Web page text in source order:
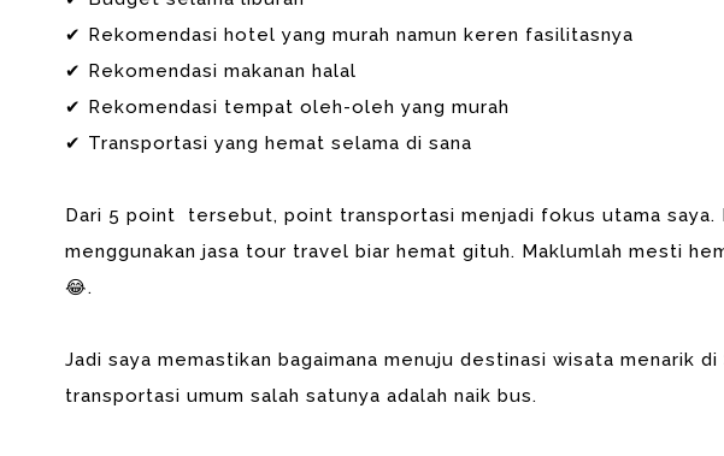
✔ Rekomendasi hotel yang murah namun keren fasilitasnya
✔ Rekomendasi makanan halal
✔ Rekomendasi tempat oleh-oleh yang murah
✔ Transportasi yang hemat selama di sana
Dari 5 point tersebut, point transportasi menjadi fokus utama saya.
menggunakan jasa tour travel biar hemat gituh. Maklumlah mesti
😂.
Jadi saya memastikan bagaimana menuju destinasi wisata menarik di
transportasi umum salah satunya adalah naik bus.